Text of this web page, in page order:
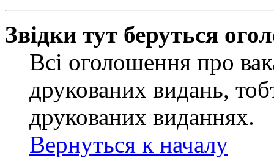
Звідки тут беруться
Всі оголошення про
друкованих видань,
друкованих виданнях.
Вернуться к началу